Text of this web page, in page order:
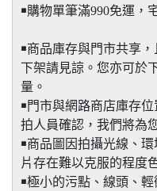
￭購物單筆滿990免運，
￭商品庫存與門市共享
下架請見諒。您亦可於
量。
￭門市與網路商店庫存
拍人員確認，我們將為
￭商品圖因拍攝光線、
片存在難以克服的程度
￭極小的污點、線頭、